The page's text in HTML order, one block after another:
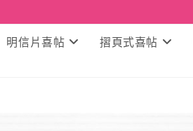
明信片喜帖 摺頁式喜帖